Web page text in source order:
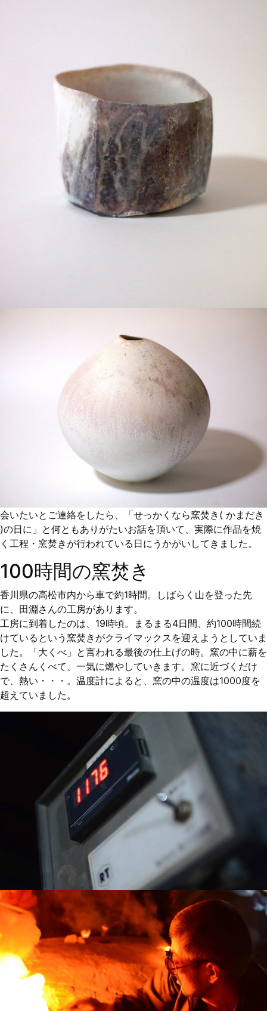
会いたいとご連絡をしたら、「せっかくなら窯焚き( かまだき
)の日に」と何ともありがたいお話を頂いて、実際に作品を焼
く工程・窯焚きが行われている日にうかがいしてきました。
100時間の窯焚き
香川県の高松市内から車で約1時間。しばらく山を登った先
に、田淵さんの工房があります。
工房に到着したのは、19時頃。まるまる4日間、約100時間続
けているという窯焚きがクライマックスを迎えようとしていま
した。「大くべ」と言われる最後の仕上げの時。窯の中に薪を
たくさんくべて、一気に燃やしていきます。窯に近づくだけ
で、熱い・・・。温度計によると、窯の中の温度は1000度を
超えていました。